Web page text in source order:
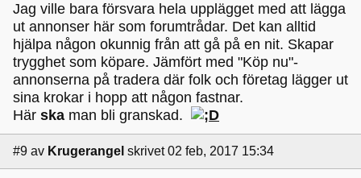
Jag ville bara försvara hela upplägget med att lägga
ut annonser här som forumtrådar. Det kan alltid
hjälpa någon okunnig från att gå på en nit. Skapar
trygghet som köpare. Jämfört med "Köp nu"-
annonserna på tradera där folk och företag lägger ut
sina krokar i hopp att någon fastnar.
Här ska man bli granskad.
#9 av Krugerangel skrivet 02 feb, 2017 15:34